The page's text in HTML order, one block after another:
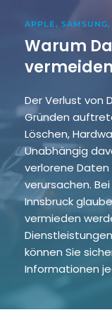
APPLE,
Warum
Der Verlust von
Gründen
Löschen,
Unabhängig
verlorene
verursachen.
Innsbruck
vermieden
können Sie
Informationen